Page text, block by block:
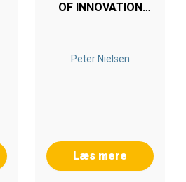
OF INNOVATION
Peter Nielsen
Læs mere